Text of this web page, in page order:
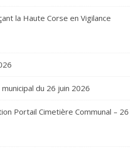
la Haute Corse en Vigilance
du 26 juin 2026
Portail Cimetière Communal – 26